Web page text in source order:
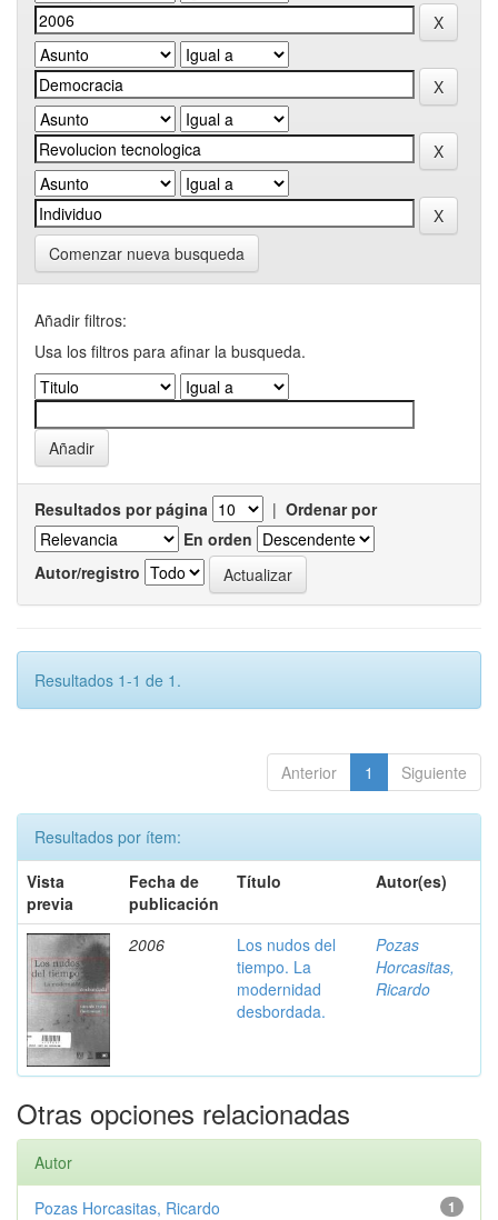
Comenzar nueva busqueda
Añadir filtros:
Usa los filtros para afinar la busqueda.
Resultados por página | Ordenar por
En orden
Autor/registro
Resultados 1-1 de 1.
Anterior 1 Siguiente
Resultados por ítem:
Vista
previa
Fecha de
publicación
Título Autor(es)
2006
Los nudos del
tiempo. La
modernidad
desbordada.
Pozas
Horcasitas,
Ricardo
Otras opciones relacionadas
Autor
1
Pozas Horcasitas, Ricardo